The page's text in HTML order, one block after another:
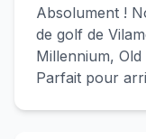
Absolument !
de golf de
Millennium,
Parfait pour